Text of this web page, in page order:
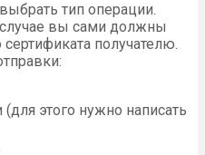
тип операции.
вы сами должны
получателю.
этого нужно написать